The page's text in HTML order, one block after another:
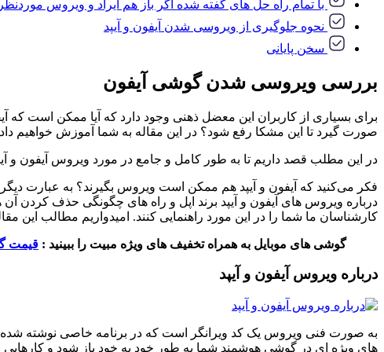
با تمام راه حل های گفته شده اگر باز هم ایراد و ویروس
نحوه جلوگیری از ویروسی شدن آیفون و آیپد
سخن پایانی
بررسی ویروسی شدن گوشی آیفون
برای بسیاری از کاربران این معضل ذهنی وجود دارد که آیا ممکن است
صورت گیرد تا این مشکا رفع شود؟ در این مقاله به شما آموزش خواهیم
در این مطلب قصد داریم تا به طور کامل و جامع در مورد ویروس آیفون و
درباره ویروس های آیفون و آیپد برند اپل و راه های چگونگی حذف کردن
کارشناسان ما شما را در این مورد راهنمایی کنند. امیدواریم مطالب این
گوشی های موبایل به همراه تخفیف های ویژه مبیت را ببینید : قیمت
درباره ویروس آیفون و آیپد
به صورت فنی ویروس یک کد ویرانگر است که در برنامه خاصی نوشته شده
های ویژه ای در گوشی هوشمند شما به طور خود به خود باز شود و